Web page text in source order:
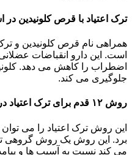
ترک اعتیاد با قرص کلونیدین در
همراهی نام قرص کلونیدین و
است. این دارو انقباضات
اضطراب را کاهش می دهد.
جلوگیری می کند.
روش ۱۲ قدم برای ترک اعتیاد در اسلامشهر
این روش ترک اعتیاد را می
برد. این روش یک روش گروهی
می کند نسبت به آسیب ها و